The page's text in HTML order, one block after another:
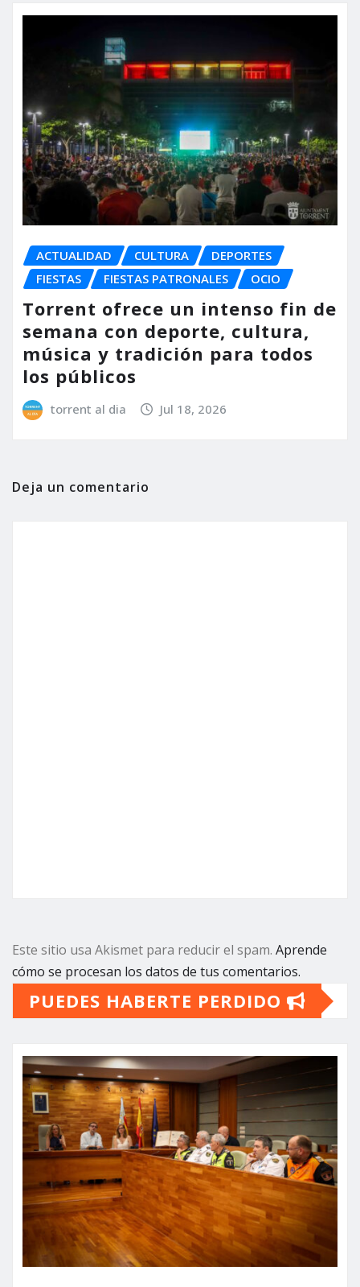
ACTUALIDAD CULTURA
DEPORTES
FIESTAS
FIESTAS PATRONALES OCIO
Torrent ofrece un intenso fin de
semana con deporte, cultura,
música y tradición para todos
los públicos
torrent al dia Jul 18, 2026
Deja un comentario
Este sitio usa Akismet para reducir el spam. Aprende
cómo se procesan los datos de tus comentarios.
PUEDES HABERTE PERDIDO